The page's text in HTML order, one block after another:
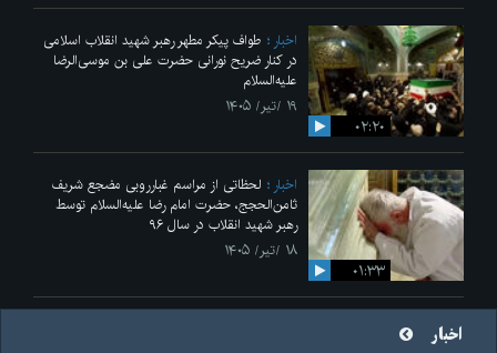
۰۲:۲۰
اخبار
طواف پیکر مطهر رهبر شهید انقلاب اسلامی
در کنار ضریح نورانی حضرت علی‌ بن موسی‌الرضا
علیه‌السلام
۱۹ /تیر/ ۱۴۰۵
۰۱:۳۳
اخبار
لحظاتی از مراسم غبارروبی مضجع شریف
ثامن‌الحجج، حضرت امام رضا علیه‌السلام توسط
رهبر شهید انقلاب در سال ۹۶
۱۸ /تیر/ ۱۴۰۵
اخبار